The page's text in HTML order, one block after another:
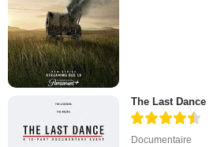
The Last Dance
Documentaire